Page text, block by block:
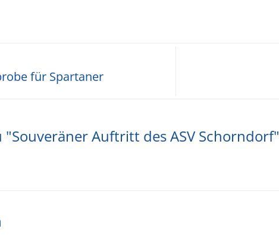
für Spartaner
"Souveräner Auftritt des ASV Schorndorf"